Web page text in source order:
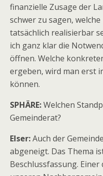
finanzielle Zusage der
schwer zu sagen,
tatsächlich realisierbar
ich ganz klar die
öffnen. Welche
ergeben, wird man erst
können.
SPHÄRE:Welchen
Gemeinderat?
Elser:Auch der
abgeneigt. Das Thema
Beschlussfassung.